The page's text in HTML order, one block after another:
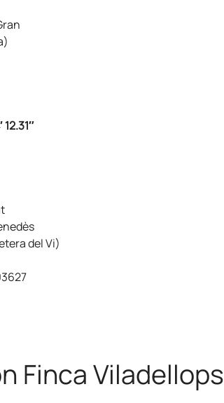
12.31″
del Vi)
Finca Viladellops